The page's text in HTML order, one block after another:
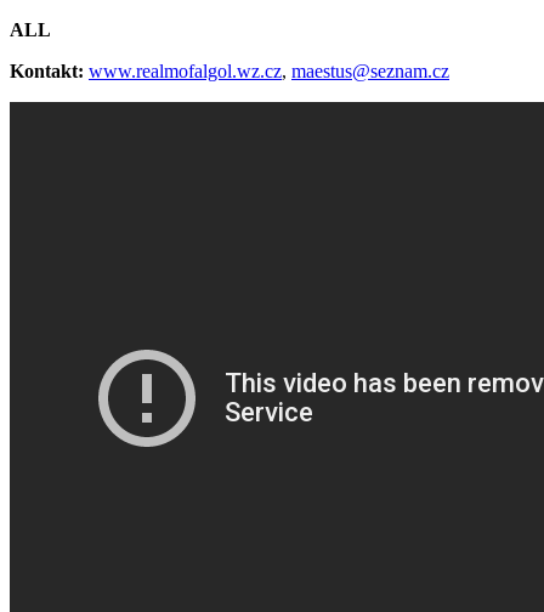
ALL
Kontakt: www.realmofalgol.wz.cz, maestus@seznam.cz